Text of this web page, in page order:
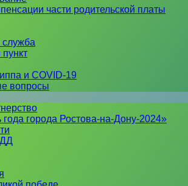
части родительской платы
служба
и COVID-19
вопросы
года города Ростова-на-Дону-2024»